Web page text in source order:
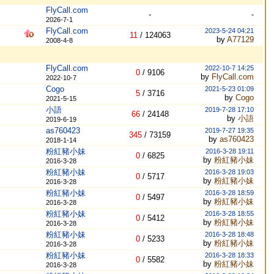
FlyCall.com
2026-7-1
- -
FlyCall.com
2008-4-8
11/ 124063 2023-5-24 04:21
byA77129
FlyCall.com
2022-10-7
0/ 9106 2022-10-7 14:25
by FlyCall.com
Cogo
2021-5-15
5/ 3716 2021-5-23 01:09
byCogo
小語
2019-6-19
66/ 24148 2019-7-28 17:10
by小語
as760423
2018-1-14
345 /73159 2019-7-27 19:35
byas760423
粉紅豬小妹
2016-3-28
0/ 6825 2016-3-28 19:11
by粉紅豬小妹
粉紅豬小妹
2016-3-28
0/ 5717 2016-3-28 19:03
by粉紅豬小妹
粉紅豬小妹
2016-3-28
0/ 5497 2016-3-28 18:59
by粉紅豬小妹
粉紅豬小妹
2016-3-28
0/ 5412 2016-3-28 18:55
by粉紅豬小妹
粉紅豬小妹
2016-3-28
0/ 5233 2016-3-28 18:48
by粉紅豬小妹
粉紅豬小妹
2016-3-28
0/ 5582 2016-3-28 18:33
by粉紅豬小妹